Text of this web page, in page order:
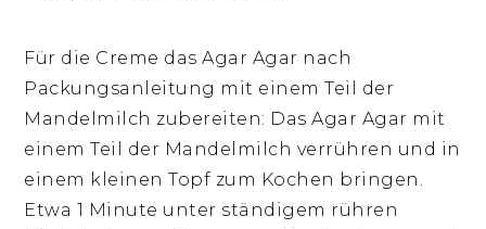
Für die Creme das Agar Agar nach
Packungsanleitung mit einem Teil der
Mandelmilch zubereiten: Das Agar Agar mit
einem Teil der Mandelmilch verrühren und in
einem kleinen Topf zum Kochen bringen.
Etwa 1 Minute unter ständigem rühren